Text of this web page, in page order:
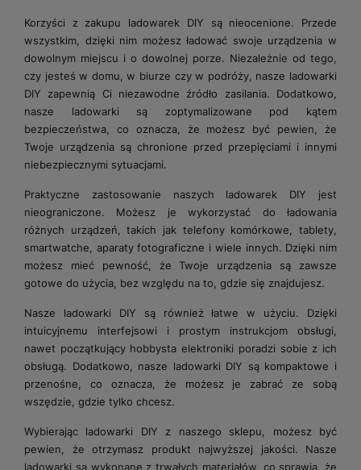
Korzyści z zakupu ladowarek DIY są nieocenione. Przede
wszystkim, dzięki nim możesz ładować swoje urządzenia w
dowolnym miejscu i o dowolnej porze. Niezależnie od tego,
czy jesteś w domu, w biurze czy w podróży, nasze ladowarki
DIY zapewnią Ci niezawodne źródło zasilania. Dodatkowo,
nasze ladowarki są zoptymalizowane pod kątem
bezpieczeństwa, co oznacza, że ​​możesz być pewien, że
Twoje urządzenia są chronione przed przepięciami i innymi
niebezpiecznymi sytuacjami.
Praktyczne zastosowanie naszych ladowarek DIY jest
nieograniczone. Możesz je wykorzystać do ładowania
różnych urządzeń, takich jak telefony komórkowe, tablety,
smartwatche, aparaty fotograficzne i wiele innych. Dzięki nim
możesz mieć pewność, że Twoje urządzenia są zawsze
gotowe do użycia, bez względu na to, gdzie się znajdujesz.
Nasze ladowarki DIY są również łatwe w użyciu. Dzięki
intuicyjnemu interfejsowi i prostym instrukcjom obsługi,
nawet początkujący hobbysta elektroniki poradzi sobie z ich
obsługą. Dodatkowo, nasze ladowarki DIY są kompaktowe i
przenośne, co oznacza, że możesz je zabrać ze sobą
wszędzie, gdzie tylko chcesz.
Wybierając ladowarki DIY z naszego sklepu, możesz być
pewien, że otrzymasz produkt najwyższej jakości. Nasze
ladowarki są wykonane z trwałych materiałów, co sprawia, że